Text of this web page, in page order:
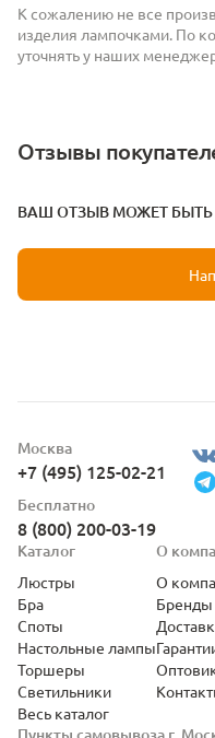
К сожалению не все
изделия лампочками. По
уточнять у наших
Отзывы
ВАШ ОТЗЫВ МОЖЕТ БЫТЬ
Москва
+7 (495) 125-02-21
Бесплатно
8 (800) 200-03-19
Каталог
Люстры
Бра
Споты
Настольные лампы
Торшеры
Светильники
Весь каталог
О
О
Бренды